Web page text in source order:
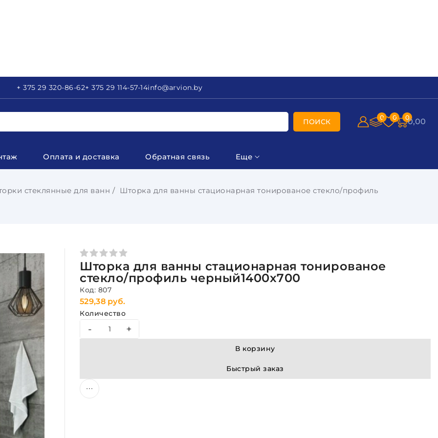
+ 375 29 320-86-62+ 375 29 114-57-14info@arvion.by
ПОИСК 0 0 00,00
Оплата и доставка Обратная связь Еще
стеклянные для ванн Шторка для ванны стационарная тонированое стекло/профиль
Шторка для ванны стационарная тонированое
стекло/профиль черный1400х700
Код: 807
529,38 руб.
Количество
- +
В корзину
Быстрый заказ